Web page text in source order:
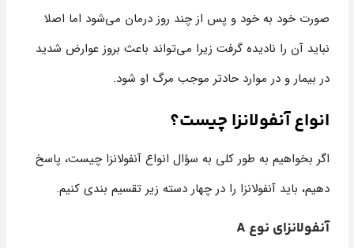
صورت خود به خود و پس از چند روز درمان می‌شود اما اصلا
نباید آن را نادیده گرفت زیرا می‌تواند باعث بروز عوارض شدید
در بیمار و در موارد حادتر موجب مرگ او شود.
انواع آنفولانزا چیست؟
اگر بخواهیم به طور کلی به سؤال انواع آنفولانزا چیست، پاسخ
دهیم، باید آنفولانزا را در چهار دسته زیر تقسیم بندی کنیم.
آنفولانزای نوع A